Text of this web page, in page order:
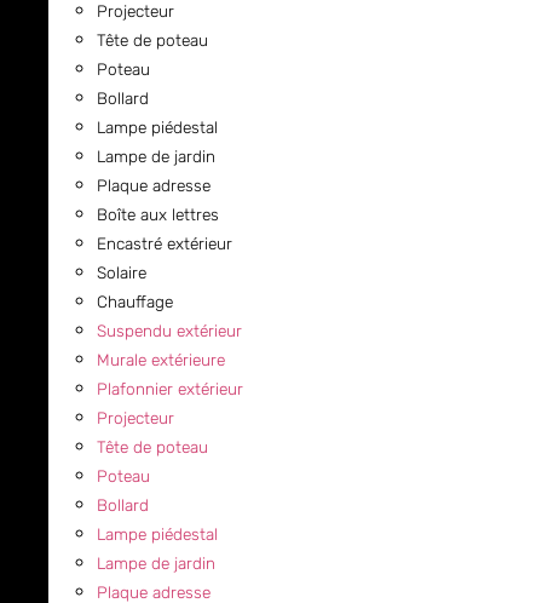
Projecteur
Tête de poteau
Poteau
Bollard
Lampe piédestal
Lampe de jardin
Plaque adresse
Boîte aux lettres
Encastré extérieur
Solaire
Chauffage
Suspendu extérieur
Murale extérieure
Plafonnier extérieur
Projecteur
Tête de poteau
Poteau
Bollard
Lampe piédestal
Lampe de jardin
Plaque adresse